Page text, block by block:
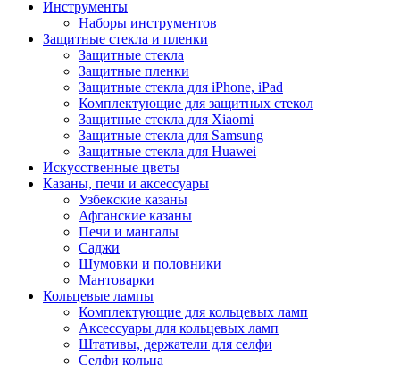
Инструменты
Наборы инструментов
Защитные стекла и пленки
Защитные стекла
Защитные пленки
Защитные стекла для iPhone, iPad
Комплектующие для защитных стекол
Защитные стекла для Xiaomi
Защитные стекла для Samsung
Защитные стекла для Huawei
Искусственные цветы
Казаны, печи и аксессуары
Узбекские казаны
Афганские казаны
Печи и мангалы
Саджи
Шумовки и половники
Мантоварки
Кольцевые лампы
Комплектующие для кольцевых ламп
Аксессуары для кольцевых ламп
Штативы, держатели для селфи
Селфи кольца